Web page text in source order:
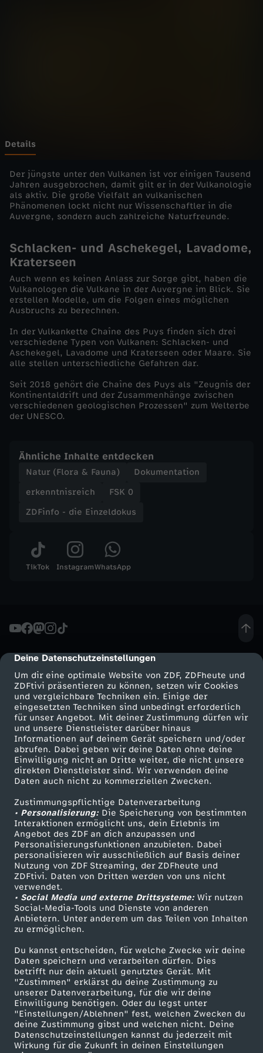
cmp-dialog-description
Deine Datenschutzeinstellungen
Um dir eine optimale Website von ZDF, ZDFheute und
ZDFtivi präsentieren zu können, setzen wir Cookies
und vergleichbare Techniken ein. Einige der
eingesetzten Techniken sind unbedingt erforderlich
für unser Angebot. Mit deiner Zustimmung dürfen wir
und unsere Dienstleister darüber hinaus
Informationen auf deinem Gerät speichern und/oder
abrufen. Dabei geben wir deine Daten ohne deine
Einwilligung nicht an Dritte weiter, die nicht unsere
direkten Dienstleister sind. Wir verwenden deine
Daten auch nicht zu kommerziellen Zwecken.
Zustimmungspflichtige Datenverarbeitung
• Personalisierung:Die Speicherung von bestimmten
Interaktionen ermöglicht uns, dein Erlebnis im
Angebot des ZDF an dich anzupassen und
Personalisierungsfunktionen anzubieten. Dabei
personalisieren wir ausschließlich auf Basis deiner
Nutzung von ZDF Streaming, der ZDFheute und
ZDFtivi. Daten von Dritten werden von uns nicht
verwendet.
• Social Media und externe Drittsysteme:Wir nutzen
Social-Media-Tools und Dienste von anderen
Anbietern. Unter anderem um das Teilen von Inhalten
zu ermöglichen.
Du kannst entscheiden, für welche Zwecke wir deine
Daten speichern und verarbeiten dürfen. Dies
betrifft nur dein aktuell genutztes Gerät. Mit
"Zustimmen" erklärst du deine Zustimmung zu
unserer Datenverarbeitung, für die wir deine
Einwilligung benötigen. Oder du legst unter
"Einstellungen/Ablehnen" fest, welchen Zwecken du
deine Zustimmung gibst und welchen nicht. Deine
Datenschutzeinstellungen kannst du jederzeit mit
Wirkung für die Zukunft in deinen Einstellungen
i
n
z
l
d
o
k
u
s
F
r
a
n
k
e
i
c
h
s
F
e
u
e
r
b
e
r
g
e
Details
Der jüngste unter den Vulkanen ist vor einigen Tausend
Jahren ausgebrochen, damit gilt er in der Vulkanologie
als aktiv. Die große Vielfalt an vulkanischen
Phänomenen lockt nicht nur Wissenschaftler in die
Auvergne, sondern auch zahlreiche Naturfreunde.
Schlacken- und Aschekegel, Lavadome,
Kraterseen
Auch wenn es keinen Anlass zur Sorge gibt, haben die
Vulkanologen die Vulkane in der Auvergne im Blick. Sie
erstellen Modelle, um die Folgen eines möglichen
Ausbruchs zu berechnen.
In der Vulkankette Chaîne des Puys finden sich drei
verschiedene Typen von Vulkanen: Schlacken- und
Aschekegel, Lavadome und Kraterseen oder Maare. Sie
alle stellen unterschiedliche Gefahren dar.
Seit 2018 gehört die Chaîne des Puys als "Zeugnis der
Kontinentaldrift und der Zusammenhänge zwischen
verschiedenen geologischen Prozessen" zum Welterbe
der UNESCO.
Ähnliche Inhalte entdecken
Natur (Flora & Fauna)
Dokumentation
erkenntnisreich
FSK 0
ZDFinfo - die Einzeldokus
TikTok InstagramWhatsApp
Mehr ZDF
ZDF-Apps
Smart TV
ZDFtext
Livestreams
Sendungen A-Z
TV-Programm
Service
ZDFmitreden
Kontakt zum ZDF
Tickets
Zuschauerservice
Hilfe
ZDF Unternehmen
Karriere
ZDF goes Schule
Werbefernsehen
Mainzelmännchen